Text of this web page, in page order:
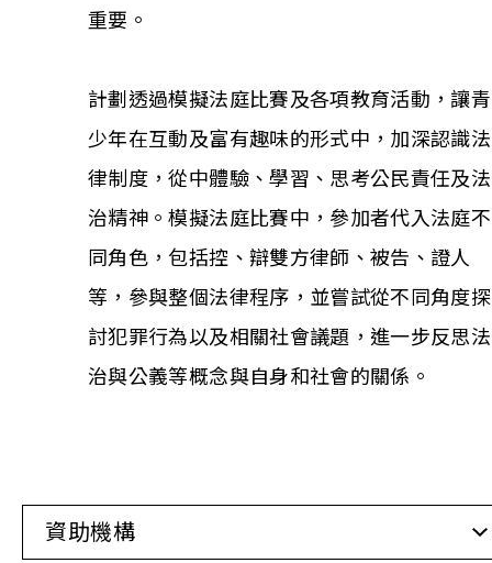
重要。
計劃透過模擬法庭比賽及各項教育活動，讓青
少年在互動及富有趣味的形式中，加深認識法
律制度，從中體驗、學習、思考公民責任及法
治精神。模擬法庭比賽中，參加者代入法庭不
同角色，包括控、辯雙方律師、被告、證人
等，參與整個法律程序，並嘗試從不同角度探
討犯罪行為以及相關社會議題，進一步反思法
治與公義等概念與自身和社會的關係。
資助機構